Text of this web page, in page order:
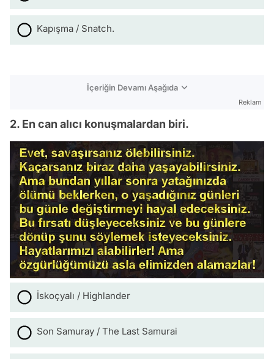
Kapışma / Snatch.
İçeriğin Devamı Aşağıda
Reklam
2. En can alıcı konuşmalardan biri.
İskoçyalı / Highlander
Son Samuray / The Last Samurai